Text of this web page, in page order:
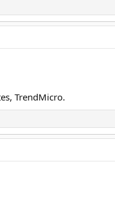
TrendMicro.